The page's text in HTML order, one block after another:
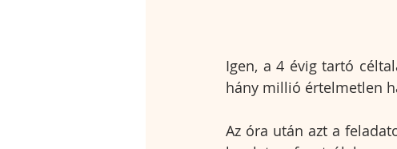
Igen, a 4 évig tartó
hány millió értelmetlen
Az óra után azt a